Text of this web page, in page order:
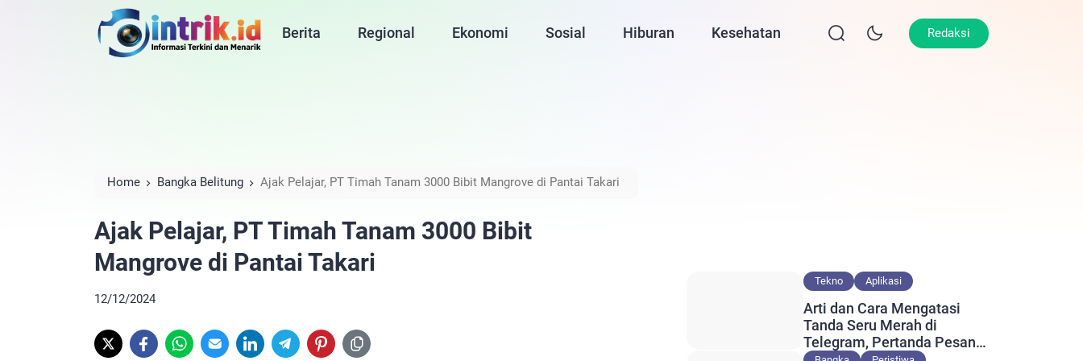
Berita Regional Ekonomi Sosial Hiburan Kesehatan Lifestyle Olahraga
Redaksi
Home Bangka Belitung Ajak Pelajar, PT Timah Tanam 3000 Bibit Mangrove di Pantai Takari
Ajak Pelajar, PT Timah Tanam 3000 Bibit
Mangrove di Pantai Takari
12/12/2024
Tekno Aplikasi
Arti dan Cara Mengatasi
Tanda Seru Merah di
Telegram, Pertanda Pesan